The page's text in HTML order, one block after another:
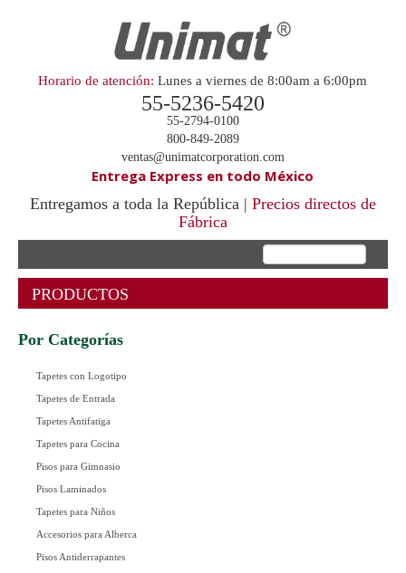
Horario de atención: Lunes a viernes de 8:00am a 6:00pm
55-5236-5420
55-2794-0100
800-849-2089
ventas@unimatcorporation.com
Entrega Express en todo México
Entregamos a toda la República | Precios directos de
Fábrica
PRODUCTOS
Por Categorías
Tapetes con Logotipo
Tapetes de Entrada
Tapetes Antifatiga
Tapetes para Cocina
Pisos para Gimnasio
Pisos Laminados
Tapetes para Niños
Accesorios para Alberca
Pisos Antiderrapantes